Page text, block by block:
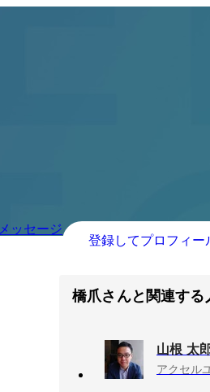
メッセージ
登録してプロフィー
橋爪さんと関連する
山根 太